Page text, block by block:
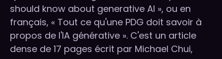
should know about generative AI », ou en
français, « Tout ce qu'une PDG doit savoir à
propos de l'IA générative ». C'est un article
dense de 17 pages écrit par Michael Chui,